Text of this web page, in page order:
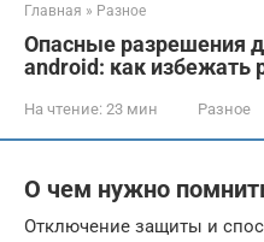
Главная » Разное
Опасные разрешения
android: как избежать
На чтение: 23 мин Разное
О чем нужно
Отключение защиты и